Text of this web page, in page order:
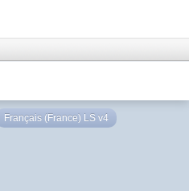
Français (France) LS v4